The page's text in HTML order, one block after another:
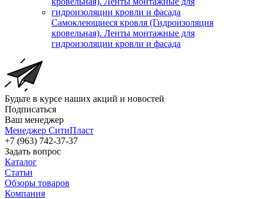
Самоклеющиеся кровля (Гидроизоляция
кровельная). Ленты монтажные для
гидроизоляции кровли и фасада
Будьте в курсе наших акций и новостей
Подписаться
Ваш менеджер
Менеджер СитиПласт
+7 (963) 742-37-37
Задать вопрос
Каталог
Статьи
Обзоры товаров
Компания